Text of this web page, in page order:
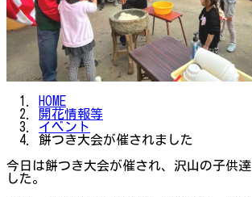
HOME
開花情報等
イベント
餅つき大会が催されました
今日は餅つき大会が催され、沢山の子供
した。